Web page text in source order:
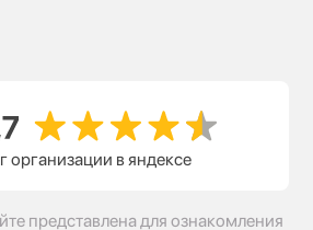
организации в яндексе
представлена для ознакомления